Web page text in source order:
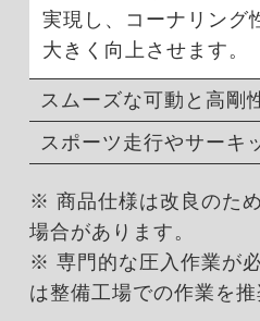
実現し、コーナリング
大きく向上させます。
スムーズな可動と高剛
スポーツ走行やサーキ
※ 商品仕様は改良のた
場合があります。
※ 専門的な圧入作業が
は整備工場での作業を推